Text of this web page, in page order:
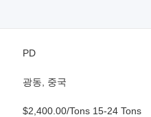
PD
광동, 중국
$2,400.00/Tons 15-24 Tons